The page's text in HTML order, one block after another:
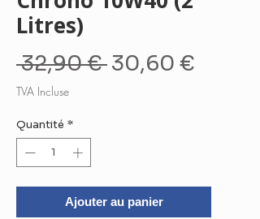
Litres)
32,90 € Prix
30,60 €
TVA Incluse
Quantité *
Ajouter au panier